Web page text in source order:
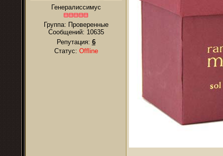
Генералиссимус
Группа: Проверенные
Сообщений: 10635
Репутация: 6
Статус: Offline